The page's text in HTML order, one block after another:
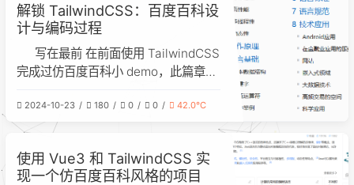
解锁 TailwindCSS：百度百科设
计与编码过程
写在最前 在前面使用 TailwindCSS
完成过仿百度百科小 demo，此篇章将
码，这里就不粘贴完整的代码了详细去
拉取下来对比看看 1. 头部 1.1 导航栏
border-[#ebebeb]"> <di
2024-10-23 180 0 0 42.0℃
使用 Vue3 和 TailwindCSS 实
现一个仿百度百科风格的项目